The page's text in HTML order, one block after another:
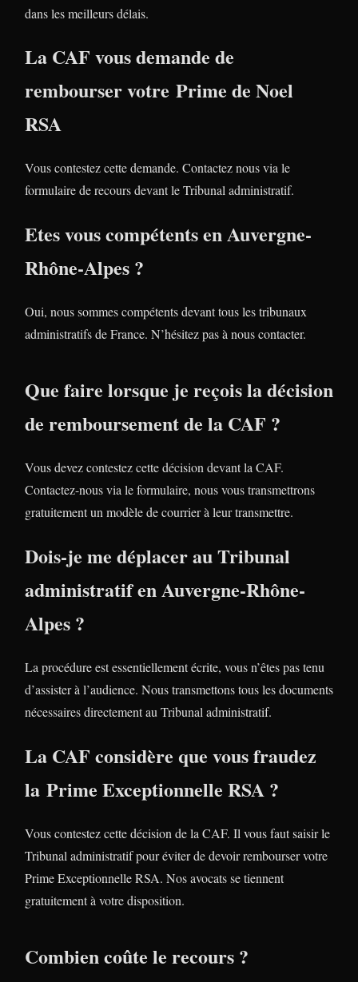
dans les meilleurs délais.
La CAF vous demande de
rembourser votre Prime de Noel
RSA
Vous contestez cette demande. Contactez nous via le
formulaire de recours devant le Tribunal administratif.
Etes vous compétents en Auvergne-
Rhône-Alpes ?
Oui, nous sommes compétents devant tous les tribunaux
administratifs de France. N’hésitez pas à nous contacter.
Que faire lorsque je reçois la décision
de remboursement de la CAF ?
Vous devez contestez cette décision devant la CAF.
Contactez-nous via le formulaire, nous vous transmettrons
gratuitement un modèle de courrier à leur transmettre.
Dois-je me déplacer au Tribunal
administratif en Auvergne-Rhône-
Alpes ?
La procédure est essentiellement écrite, vous n’êtes pas tenu
d’assister à l’audience. Nous transmettons tous les documents
nécessaires directement au Tribunal administratif.
La CAF considère que vous fraudez
la Prime Exceptionnelle RSA ?
Vous contestez cette décision de la CAF. Il vous faut saisir le
Tribunal administratif pour éviter de devoir rembourser votre
Prime Exceptionnelle RSA. Nos avocats se tiennent
gratuitement à votre disposition.
Combien coûte le recours ?